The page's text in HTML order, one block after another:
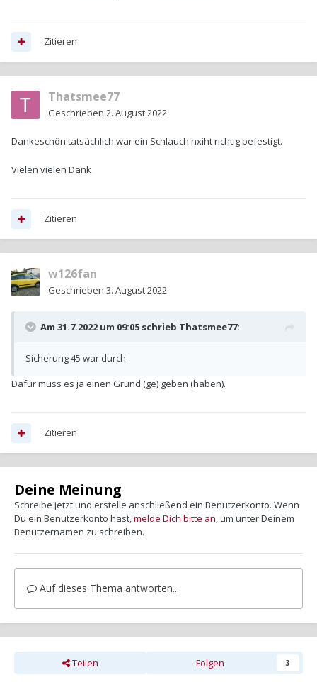
Zitieren
Thatsmee77
Geschrieben 2. August 2022
Dankeschön tatsächlich war ein Schlauch nxiht richtig befestigt.
Vielen vielen Dank
Zitieren
w126fan
Geschrieben 3. August 2022
Am 31.7.2022 um 09:05 schrieb Thatsmee77:
Sicherung 45 war durch
Dafür muss es ja einen Grund (ge) geben (haben).
Zitieren
Deine Meinung
Schreibe jetzt und erstelle anschließend ein Benutzerkonto. Wenn
Du ein Benutzerkonto hast,melde Dich bitte an, um unter Deinem
Benutzernamen zu schreiben.
Auf dieses Thema antworten...
Teilen Folgen 3